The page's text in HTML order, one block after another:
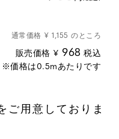
通常価格 ¥ 1,155 のところ
販売価格 ¥ 968 税込
ご用意しておりま